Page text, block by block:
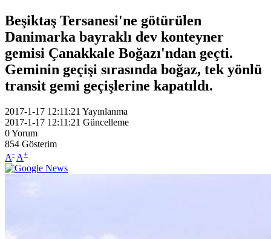
Beşiktaş Tersanesi'ne götürülen
Danimarka bayraklı dev konteyner
gemisi Çanakkale Boğazı'ndan geçti.
Geminin geçişi sırasında boğaz, tek yönlü
transit gemi geçişlerine kapatıldı.
2017-1-17 12:11:21 Yayınlanma
2017-1-17 12:11:21 Güncelleme
0Yorum
854 Gösterim
A- A+